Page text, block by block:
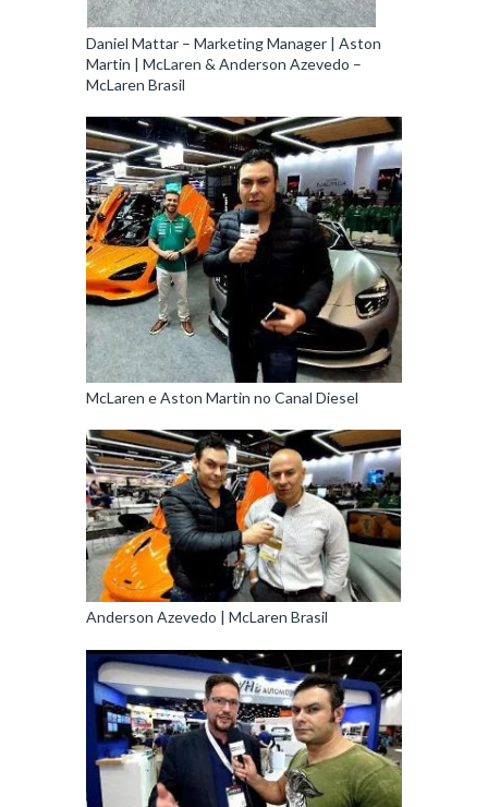
Daniel Mattar – Marketing Manager | Aston
Martin | McLaren & Anderson Azevedo –
McLaren Brasil
McLaren e Aston Martin no Canal Diesel
Anderson Azevedo | McLaren Brasil